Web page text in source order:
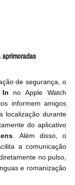
aprimoradas
de segurança, o
In no Apple Watch
informem amigos
localização durante
. Além disso, o
a comunicação
no pulso,
e romanização